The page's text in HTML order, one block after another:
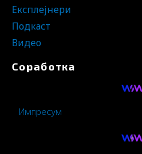
Експлејнери
Подкаст
Видео
Соработка
Импресум